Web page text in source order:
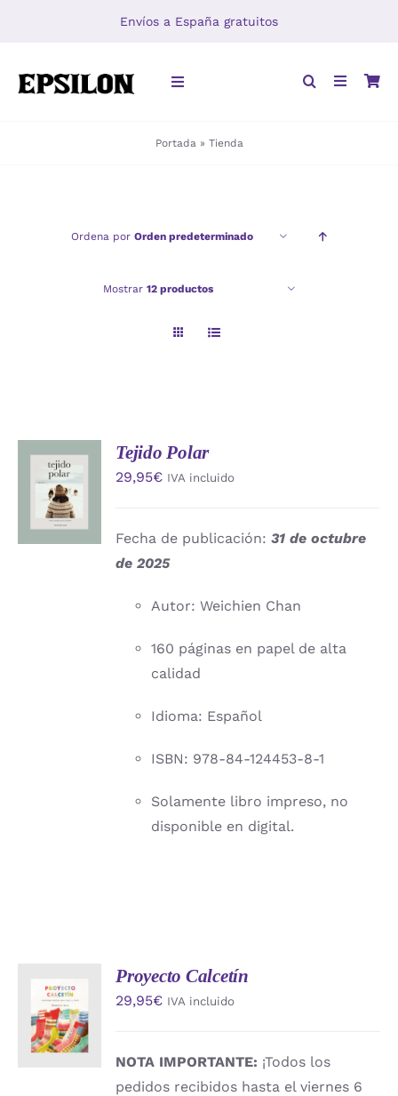
Envíos a España gratuitos
Toggle
Portada » Tienda
Ordena por Orden predeterminado
Mostrar 12 productos
AÑADIR
AL
CARRITO
/
DETALLES
Tejido Polar
29,95€ IVA incluido
Fecha de publicación:31 de octubre
de 2025
Autor: Weichien Chan
160 páginas en papel de alta
calidad
Idioma: Español
ISBN: 978-84-124453-8-1
Solamente libro impreso, no
disponible en digital.
AÑADIR
AL
CARRITO
/
DETALLES
Proyecto Calcetín
29,95€ IVA incluido
NOTA IMPORTANTE: ¡Todos los
pedidos recibidos hasta el viernes 6